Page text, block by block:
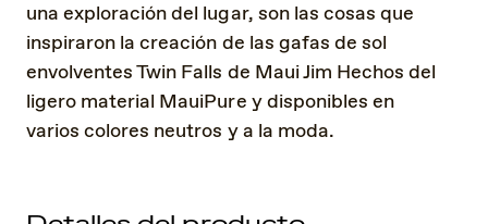
una exploración del lugar, son las cosas que
inspiraron la creación de las gafas de sol
envolventes Twin Falls de Maui Jim Hechos del
ligero material MauiPure y disponibles en
varios colores neutros y a la moda.